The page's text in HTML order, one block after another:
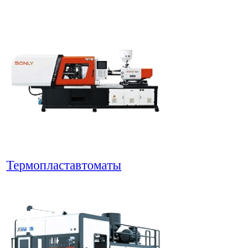
Термопластавтоматы